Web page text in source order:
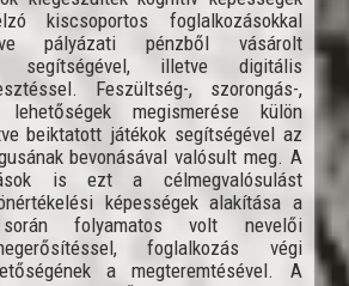
kiscsoportos foglalkozásokkal
pályázati pénzből vásárolt
segítségével, illetve digitális
Feszültség-, szorongás-,
lehetőségek megismerése külön
beiktatott játékok segítségével az
bevonásával valósult meg. A
is ezt a célmegvalósulást
képességek alakítása a
során folyamatos volt nevelői
foglalkozás végi
a megteremtésével. A